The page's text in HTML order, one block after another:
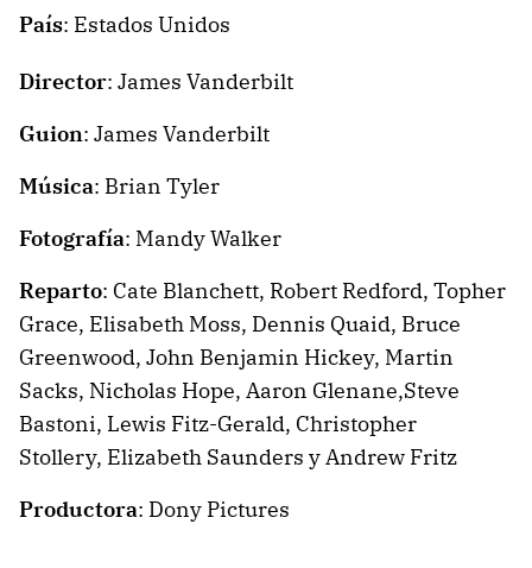
País: Estados Unidos
Director: James Vanderbilt
Guion: James Vanderbilt
Música: Brian Tyler
Fotografía: Mandy Walker
Reparto: Cate Blanchett, Robert Redford, Topher
Grace, Elisabeth Moss, Dennis Quaid, Bruce
Greenwood, John Benjamin Hickey, Martin
Sacks, Nicholas Hope, Aaron Glenane,Steve
Bastoni, Lewis Fitz-Gerald, Christopher
Stollery, Elizabeth Saunders y Andrew Fritz
Productora: Dony Pictures